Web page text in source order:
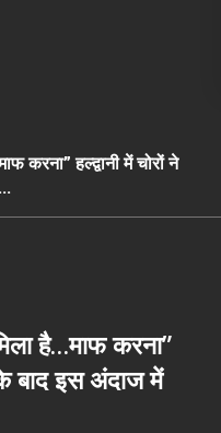
करना” हल्द्वानी में चोरों ने
है…माफ करना”
के बाद इस अंदाज में